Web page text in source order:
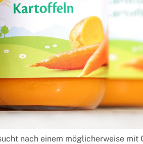
nach einem möglicherweise